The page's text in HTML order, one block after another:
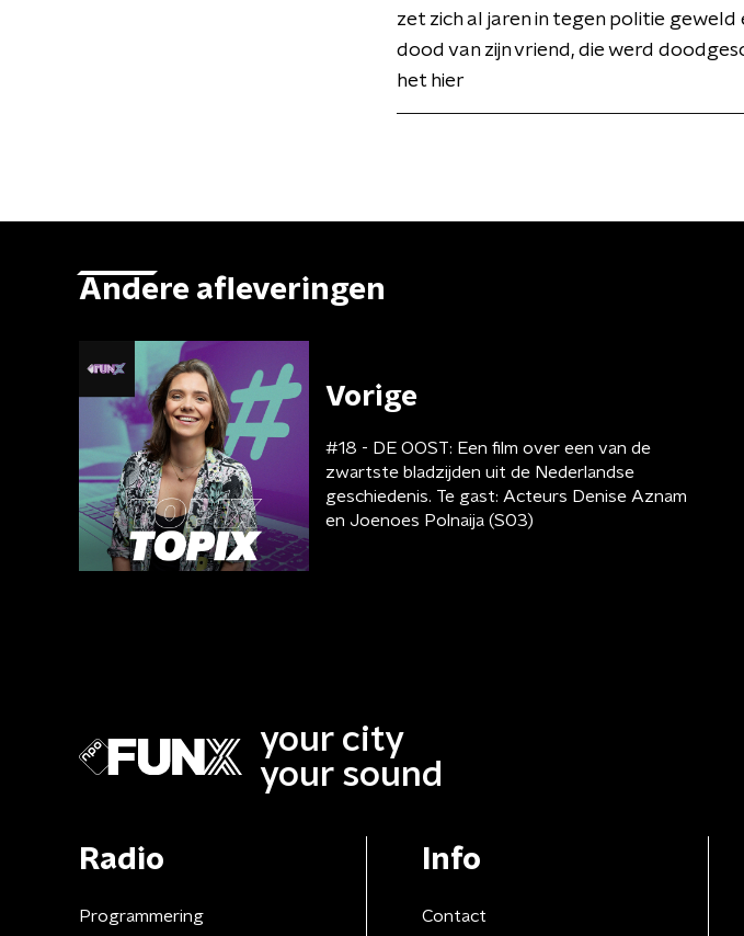
zet zich al jaren in tegen politie
dood van zijn vriend, die werd
het hier
Andere afleveringen
Vorige
#18 - DE OOST: Een film over een van de
zwartste bladzijden uit de Nederlandse
geschiedenis. Te gast: Acteurs Denise Aznam
en Joenoes Polnaija (S03)
your city
your sound
Radio
Programmering
Info
Contact